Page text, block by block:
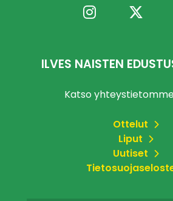
ILVES NAISTEN
Katso
Ottelut
Liput
Uutiset